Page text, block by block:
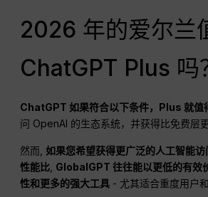
2026 年的爱尔兰
ChatGPT Plus 吗
ChatGPT如果符合以下条件，Plus 就值
问 OpenAI 的生态系统，并获得比免费层
然而,如果您希望获得更广泛的人工智能
性能比 GlobalGPT 往往能以更低的有效
性和更多的强大工具 - 尤其适合重度用户